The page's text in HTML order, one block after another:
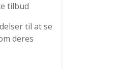
tilbud
til at se
deres